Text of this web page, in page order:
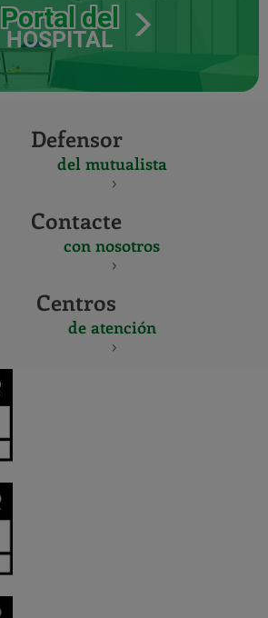
Portal del
HOSPITAL
Defensor
del mutualista
Contacte
con nosotros
Centros
de atención